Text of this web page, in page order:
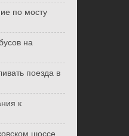
по мосту
на
поезда в
к
шоссе